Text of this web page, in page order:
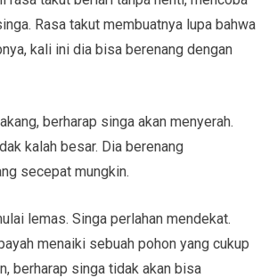
Rasa takut membuatnya lupa bahwa
kali ini dia bisa berenang dengan
berharap singa akan menyerah.
kalah besar. Dia berenang
secepat mungkin.
lemas. Singa perlahan mendekat.
menaiki sebuah pohon yang cukup
berharap singa tidak akan bisa